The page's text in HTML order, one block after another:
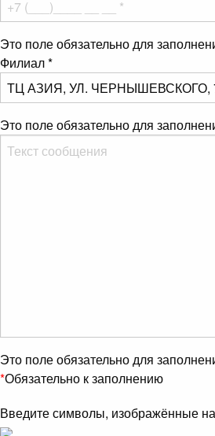
Это поле обязательно для
Филиал*
Это поле обязательно для
Это поле обязательно для
*Обязательно к заполнению
Введите символы, изображённые на